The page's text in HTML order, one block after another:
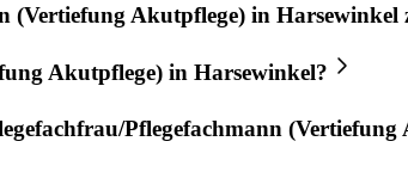
(Vertiefung Akutpflege) in Harsewinkel
Akutpflege) in Harsewinkel?
Pflegefachmann (Vertiefung